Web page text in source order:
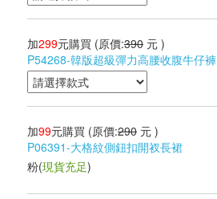
加299元購買 (原價:390 元 )
P54268-韓版超級彈力高腰收腹牛仔褲
加99元購買 (原價:290 元 )
P06391-大格紋側鈕扣開衩長裙
粉(現貨充足)